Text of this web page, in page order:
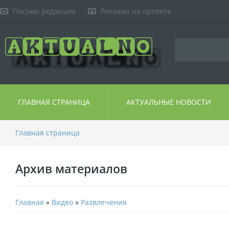
Письмо редакции Реклама на проекте
ГЛАВНАЯ СТРАНИЦА АКТУАЛЬНЫЕ НОВОСТИ
Главная страница
Архив материалов
Главная » Видео » Развлечения